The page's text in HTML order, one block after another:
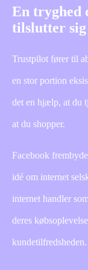
En tryghed
tilslutter sig
Trustpilot fører til
en stor portion
det en hjælp, at du
at du shopper.
Facebook
idé om internet
internet handler
deres
kundetilfredsheden.